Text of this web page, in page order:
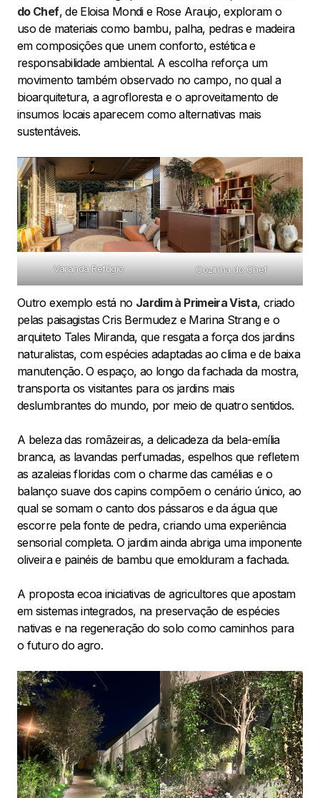
do Chef, de Eloisa Mondi e Rose Araujo, exploram o
uso de materiais como bambu, palha, pedras e madeira
em composições que unem conforto, estética e
responsabilidade ambiental. A escolha reforça um
movimento também observado no campo, no qual a
bioarquitetura, a agrofloresta e o aproveitamento de
insumos locais aparecem como alternativas mais
sustentáveis.
Varanda Refúgio Cozinha do Chef
Outro exemplo está no Jardim à Primeira Vista, criado
pelas paisagistas Cris Bermudez e Marina Strang e o
arquiteto Tales Miranda, que resgata a força dos jardins
naturalistas, com espécies adaptadas ao clima e de baixa
manutenção. O espaço, ao longo da fachada da mostra,
transporta os visitantes para os jardins mais
deslumbrantes do mundo, por meio de quatro sentidos.
A beleza das romãzeiras, a delicadeza da bela-emília
branca, as lavandas perfumadas, espelhos que refletem
as azaleias floridas com o charme das camélias e o
balanço suave dos capins compõem o cenário único, ao
qual se somam o canto dos pássaros e da água que
escorre pela fonte de pedra, criando uma experiência
sensorial completa. O jardim ainda abriga uma imponente
oliveira e painéis de bambu que emolduram a fachada.
A proposta ecoa iniciativas de agricultores que apostam
em sistemas integrados, na preservação de espécies
nativas e na regeneração do solo como caminhos para
o futuro do agro.